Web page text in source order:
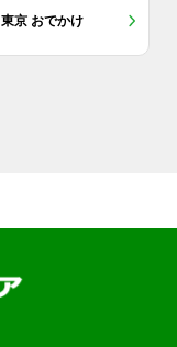
東京 おでかけ